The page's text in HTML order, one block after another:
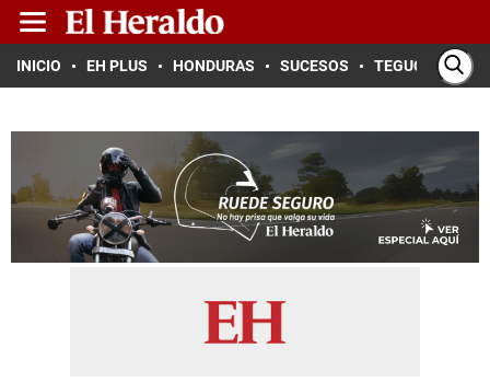
INICIO EH PLUS HONDURAS SUCESOS TEGUCIGALPA